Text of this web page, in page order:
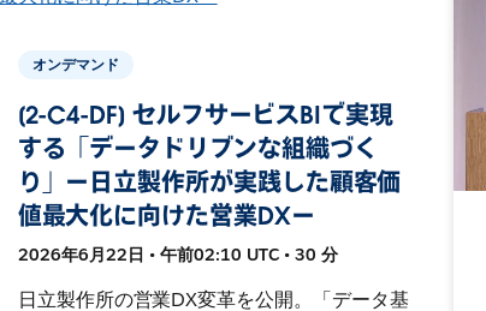
オンデマンド
[2-C4-DF] セルフサービスBIで実現
する「データドリブンな組織づく
り」ー日立製作所が実践した顧客価
値最大化に向けた営業DXー
2026年6月22日 • 午前02:10 UTC • 30 分
日立製作所の営業DX変革を公開。「データ基